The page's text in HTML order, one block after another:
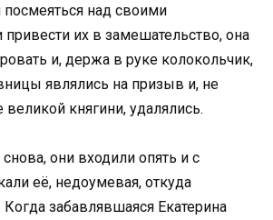
над своими
привести их в замешательство, она
и, держа в руке колокольчик,
являлись на призыв и, не
великой княгини, удалялись.
они входили опять и с
её, недоумевая, откуда
Когда забавлявшаяся Екатерина